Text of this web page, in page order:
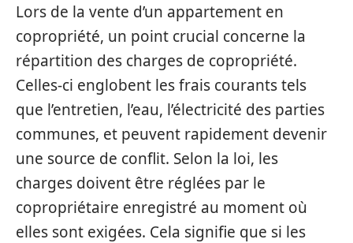
Lors de la vente d’un appartement en
copropriété, un point crucial concerne la
répartition des charges de copropriété.
Celles-ci englobent les frais courants tels
que l’entretien, l’eau, l’électricité des parties
communes, et peuvent rapidement devenir
une source de conflit. Selon la loi, les
charges doivent être réglées par le
copropriétaire enregistré au moment où
elles sont exigées. Cela signifie que si les